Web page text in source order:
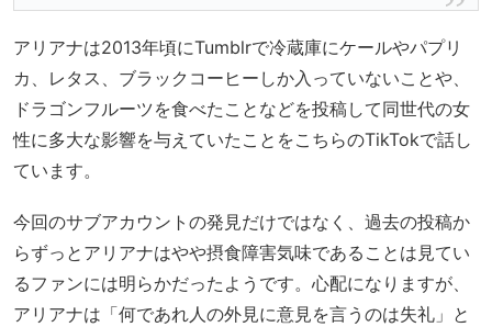
アリアナは2013年頃にTumblrで冷蔵庫にケールやパプリ
カ、レタス、ブラックコーヒーしか入っていないことや、
ドラゴンフルーツを食べたことなどを投稿して同世代の女
性に多大な影響を与えていたことをこちらのTikTokで話し
ています。
今回のサブアカウントの発見だけではなく、過去の投稿か
らずっとアリアナはやや摂食障害気味であることは見てい
るファンには明らかだったようです。心配になりますが、
アリアナは「何であれ人の外見に意見を言うのは失礼」と